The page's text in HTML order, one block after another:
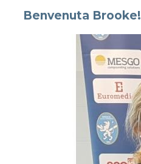
Benvenuta Brooke!